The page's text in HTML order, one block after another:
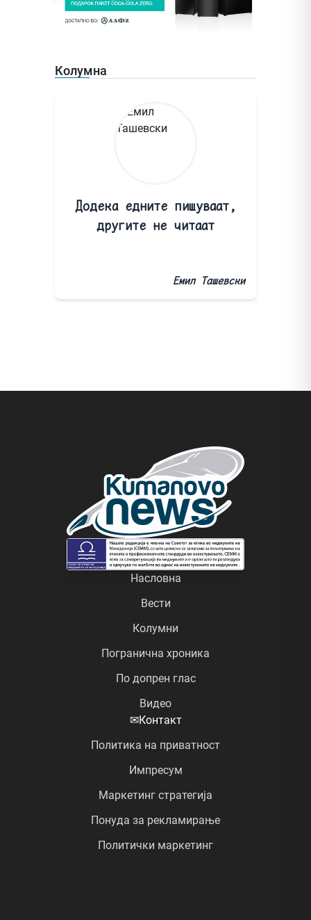
Колумна
Додека едните пишуваат,
другите не читаат
Емил Ташевски
Насловна
Вести
Колумни
Погранична хроника
По допрен глас
Видео
✉Контакт
Политика на приватност
Импресум
Маркетинг стратегија
Понуда за рекламирање
Политички маркетинг